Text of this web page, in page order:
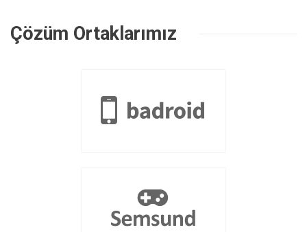
Çözüm Ortaklarımız